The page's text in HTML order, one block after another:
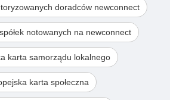
doradców newconnect
notowanych na newconnect
karta samorządu lokalnego
karta społeczna